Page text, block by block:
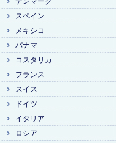
スペイン
メキシコ
パナマ
コスタリカ
フランス
スイス
ドイツ
イタリア
ロシア